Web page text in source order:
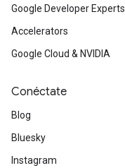
Google Developer Experts
Accelerators
Google Cloud & NVIDIA
Conéctate
Blog
Bluesky
Instagram